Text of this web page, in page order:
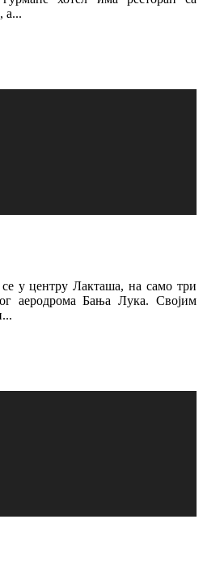
а...
у центру Лакташа, на само три
аеродрома Бања Лука. Својим